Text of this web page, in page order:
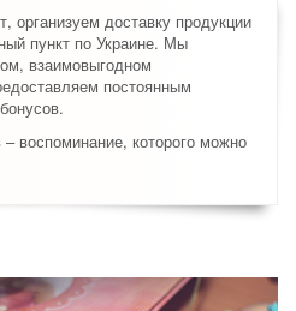
организуем доставку продукции
пункт по Украине. Мы
взаимовыгодном
постоянным
воспоминание, которого можно